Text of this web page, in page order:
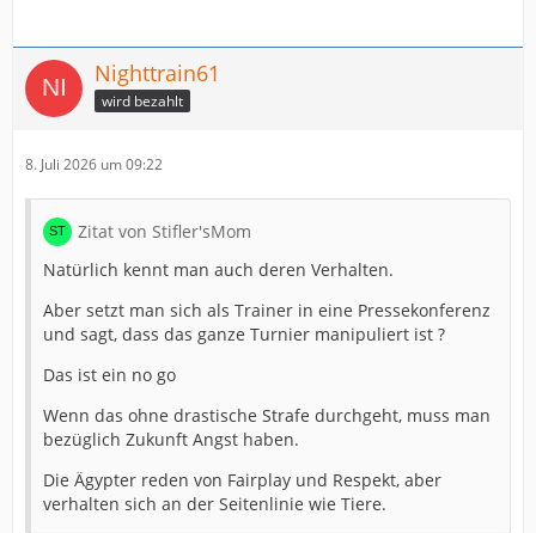
Nighttrain61
wird bezahlt
8. Juli 2026 um 09:22
Zitat von Stifler'sMom
Natürlich kennt man auch deren Verhalten.
Aber setzt man sich als Trainer in eine Pressekonferenz
und sagt, dass das ganze Turnier manipuliert ist ?
Das ist ein no go
Wenn das ohne drastische Strafe durchgeht, muss man
bezüglich Zukunft Angst haben.
Die Ägypter reden von Fairplay und Respekt, aber
verhalten sich an der Seitenlinie wie Tiere.